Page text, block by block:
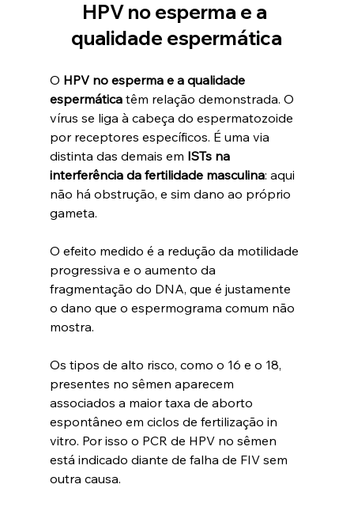
HPV no esperma e a
qualidade espermática
O HPV no esperma e a qualidade
espermática têm relação demonstrada. O
vírus se liga à cabeça do espermatozoide
por receptores específicos. É uma via
distinta das demais em ISTs na
interferência da fertilidade masculina: aqui
não há obstrução, e sim dano ao próprio
gameta.
O efeito medido é a redução da motilidade
progressiva e o aumento da
fragmentação do DNA, que é justamente
o dano que o espermograma comum não
mostra.
Os tipos de alto risco, como o 16 e o 18,
presentes no sêmen aparecem
associados a maior taxa de aborto
espontâneo em ciclos de fertilização in
vitro. Por isso o PCR de HPV no sêmen
está indicado diante de falha de FIV sem
outra causa.